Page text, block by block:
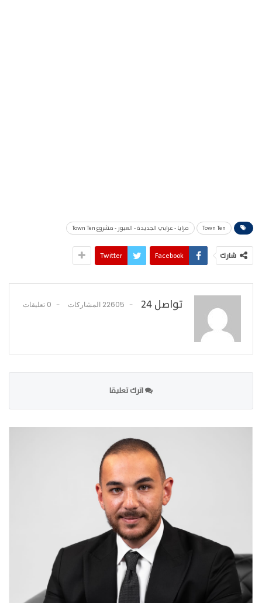
Town Ten مزايا - عرابي الجديدة - العبور - مشروع Town Ten
شارك Facebook
Twitter
تواصل 24 22605 المشاركات 0 تعليقات
اترك تعليقا